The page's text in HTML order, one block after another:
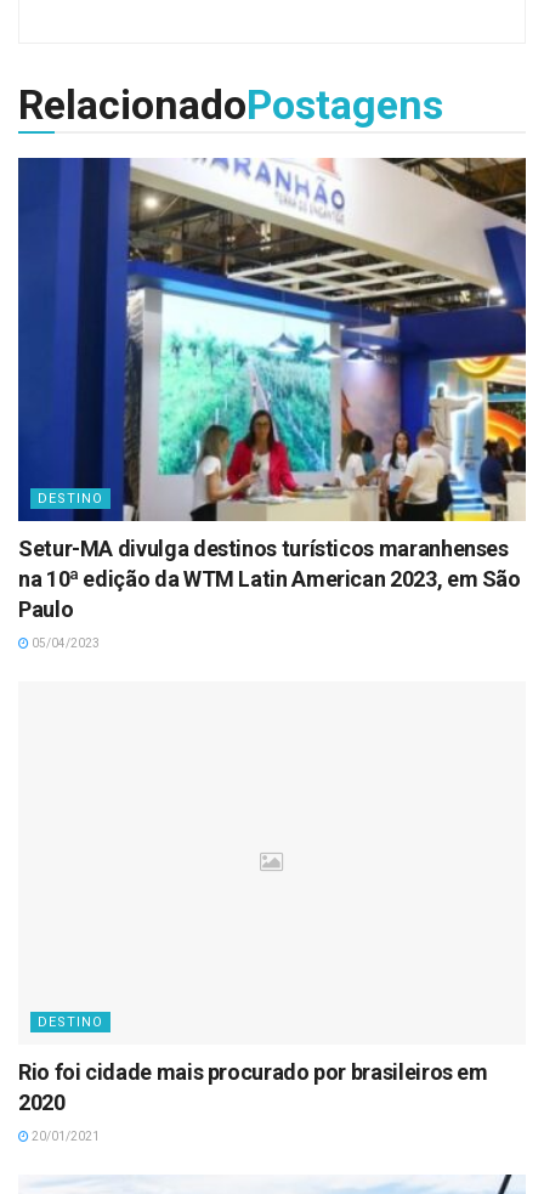
RelacionadoPostagens
DESTINO
Setur-MA divulga destinos turísticos maranhenses
na 10ª edição da WTM Latin American 2023, em São
Paulo
05/04/2023
DESTINO
Rio foi cidade mais procurado por brasileiros em
2020
20/01/2021